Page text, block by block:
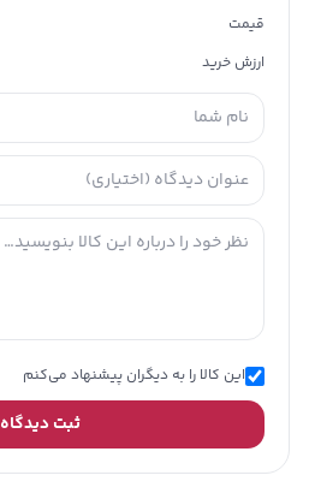
قیمت
ارزش خرید
این کالا را به دیگران پیشنهاد می‌کنم
ثبت دیدگاه